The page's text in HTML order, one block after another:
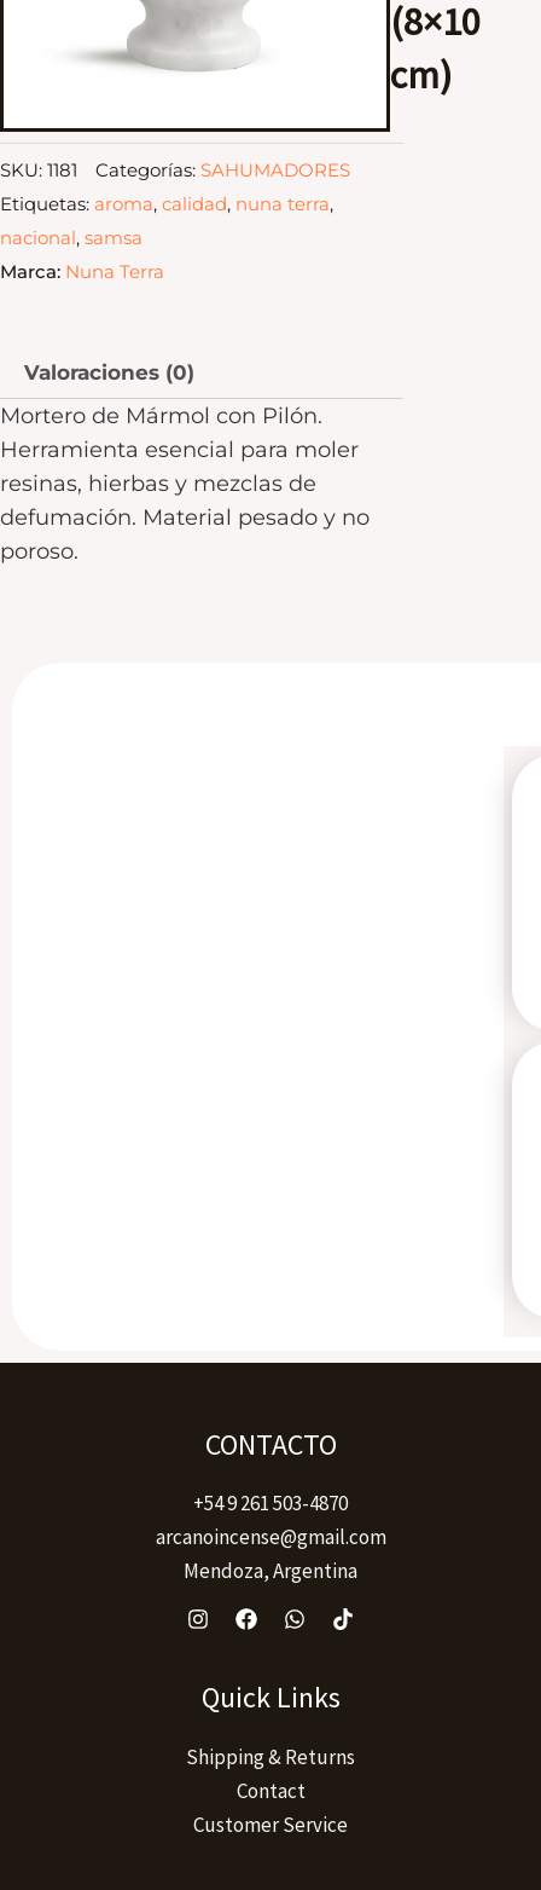
(8×10
cm)
SKU: 1181 Categorías: SAHUMADORES
Etiquetas: aroma, calidad, nuna terra,
nacional, samsa
Marca: Nuna Terra
Valoraciones (0)
Mortero de Mármol con Pilón.
Herramienta esencial para moler
resinas, hierbas y mezclas de
defumación. Material pesado y no
poroso.
CONTACTO
+54 9 261 503-4870
arcanoincense@gmail.com
Mendoza, Argentina
Quick Links
Shipping & Returns
Contact
Customer Service